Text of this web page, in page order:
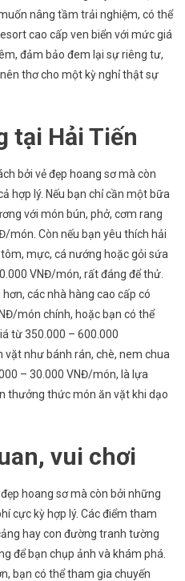
nâng tầm trải nghiệm, có thể
cao cấp ven biển với mức giá
đảm bảo đem lại sự riêng tư,
thơ cho một kỳ nghỉ thật sự
tại Hải Tiến
bởi vẻ đẹp hoang sơ mà còn
hợp lý. Nếu bạn chỉ cần một bữa
với món bún, phở, cơm rang
món. Còn nếu bạn yêu thích hải
mực, cá nướng hoặc gỏi sứa
VNĐ/món, rất đáng để thử.
các nhà hàng cao cấp có
món chính, hoặc bạn có thể
từ 350.000 – 600.000
như bánh rán, chè, nem chua
– 30.000 VNĐ/món, là lựa
thưởng thức món ăn vặt khi dạo
vui chơi
hoang sơ mà còn bởi những
cực kỳ hợp lý. Các điểm tham
hay con đường tranh tường
để bạn chụp ảnh và khám phá.
bạn có thể tham gia chuyến